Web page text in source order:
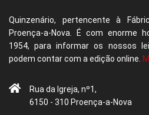
Quinzenário, pertencente à
Proença-a-Nova. É com enorme
1954, para informar os nossos
podem contar com a edição online.
Rua da Igreja, nº1,
6150 - 310 Proença-a-Nova